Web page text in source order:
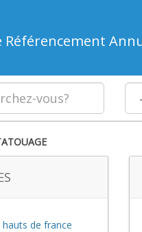
Référencement
de france